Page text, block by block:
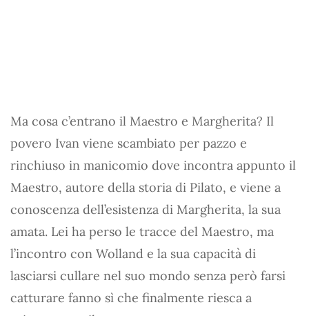
Ma cosa c’entrano il Maestro e Margherita? Il
povero Ivan viene scambiato per pazzo e
rinchiuso in manicomio dove incontra appunto il
Maestro, autore della storia di Pilato, e viene a
conoscenza dell’esistenza di Margherita, la sua
amata. Lei ha perso le tracce del Maestro, ma
l’incontro con Wolland e la sua capacità di
lasciarsi cullare nel suo mondo senza però farsi
catturare fanno sì che finalmente riesca a